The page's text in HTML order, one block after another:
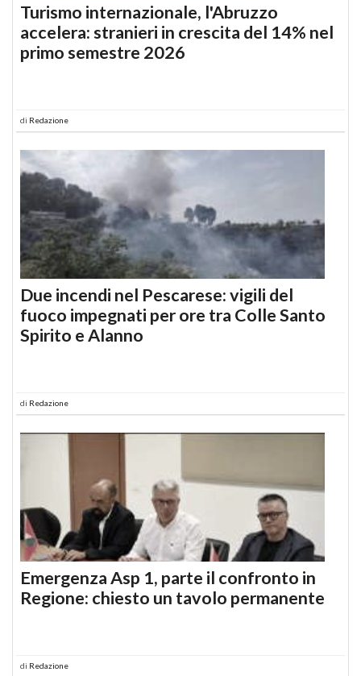
Turismo internazionale, l'Abruzzo
accelera: stranieri in crescita del 14% nel
primo semestre 2026
di Redazione
Due incendi nel Pescarese: vigili del
fuoco impegnati per ore tra Colle Santo
Spirito e Alanno
di Redazione
Emergenza Asp 1, parte il confronto in
Regione: chiesto un tavolo permanente
di Redazione